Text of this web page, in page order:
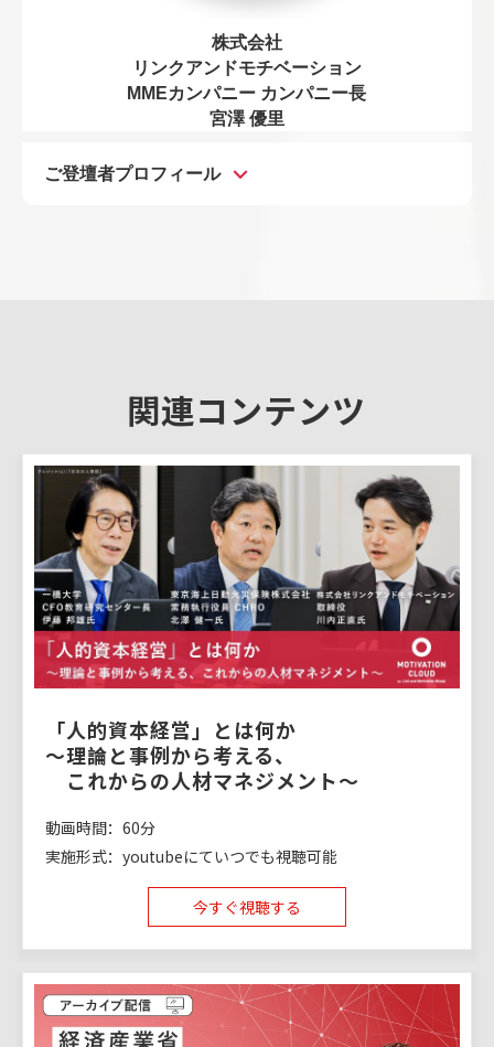
株式会社
リンクアンドモチベーション
MMEカンパニー カンパニー長
宮澤 優里
ご登壇者プロフィール
関連コンテンツ
「人的資本経営」とは何か
〜理論と事例から考える、
これからの人材マネジメント〜
動画時間：60分
実施形式：youtubeにていつでも視聴可能
今すぐ視聴する